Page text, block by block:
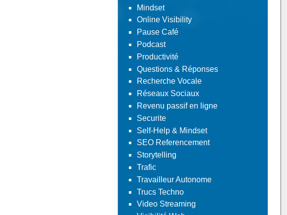
Mindset
Online Visibility
Pause Café
Podcast
Productivité
Questions & Réponses
Recherche Vocale
Réseaux Sociaux
Revenu passif en ligne
Securite
Self-Help & Mindset
SEO Referencement
Storytelling
Trafic
Travailleur Autonome
Trucs Techno
Video Streaming